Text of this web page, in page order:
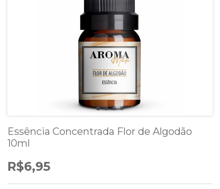
Essência Concentrada Flor de Algodão
10ml
R$6,95